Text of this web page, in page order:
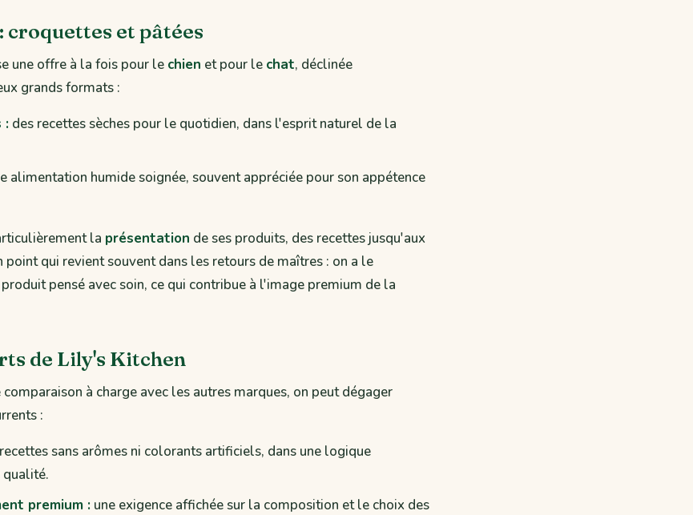
croquettes et pâtées
une offre à la fois pour le chien et pour le chat, déclinée
grands formats :
: des recettes sèches pour le quotidien, dans l'esprit naturel de la
alimentation humide soignée, souvent appréciée pour son appétence
la présentation de ses produits, des recettes jusqu'aux
point qui revient souvent dans les retours de maîtres : on a le
pensé avec soin, ce qui contribue à l'image premium de la
de Lily's Kitchen
comparaison à charge avec les autres marques, on peut dégager
:
recettes sans arômes ni colorants artificiels, dans une logique
premium : une exigence affichée sur la composition et le choix des